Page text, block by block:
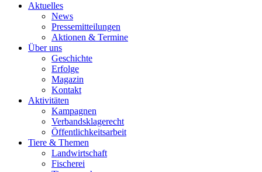
Aktuelles
News
Pressemitteilungen
Aktionen & Termine
Über uns
Geschichte
Erfolge
Magazin
Kontakt
Aktivitäten
Kampagnen
Verbandsklagerecht
Öffentlichkeitsarbeit
Tiere & Themen
Landwirtschaft
Fischerei